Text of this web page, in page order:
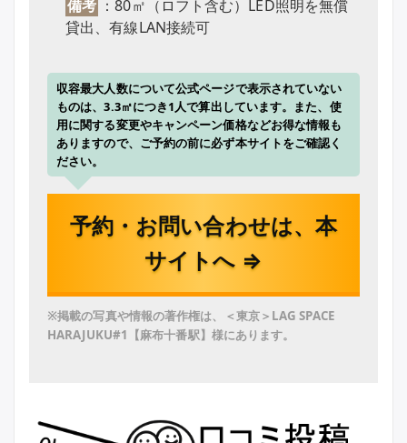
備考 ：80㎡（ロフト含む）LED照明を無償
貸出、有線LAN接続可
収容最大人数について公式ページで表示されていない
ものは、3.3㎡につき1人で算出しています。また、使
用に関する変更やキャンペーン価格などお得な情報も
ありますので、ご予約の前に必ず本サイトをご確認く
ださい。
予約・お問い合わせは、本
サイトへ ⇒
※掲載の写真や情報の著作権は、＜東京＞LAG SPACE
HARAJUKU#1【麻布十番駅】様にあります。